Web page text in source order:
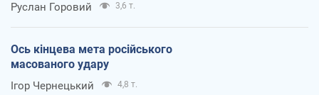
Руслан Горовий 3,6 т.
Ось кінцева мета російського
масованого удару
Ігор Чернецький 4,8 т.